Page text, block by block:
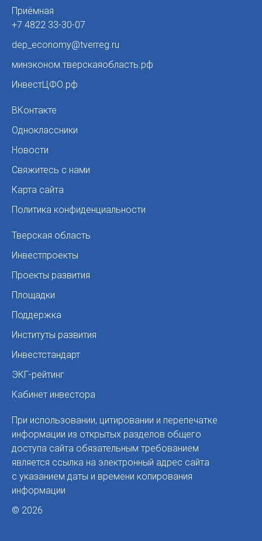
Приёмная
+7 4822 33-30-07
dep_economy@tverreg.ru
минэконом.тверскаяобласть.рф
ИнвестЦФО.рф
ВКонтакте
Одноклассники
Новости
Свяжитесь с нами
Карта сайта
Политика конфиденциальности
Тверская область
Инвестпроекты
Проекты развития
Площадки
Поддержка
Институты развития
Инвестстандарт
ЭКГ-рейтинг
Кабинет инвестора
При использовании, цитировании и перепечатке
информации из открытых разделов общего
доступа сайта обязательным требованием
является ссылка на электронный адрес сайта
с указанием даты и времени копирования
информации
© 2026